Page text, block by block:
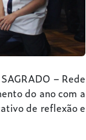
– Rede
do ano com a
de reflexão e